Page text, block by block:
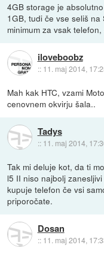
4GB storage je
1GB, tudi če vse seliš
minimum za vsak
iloveboobz
:: 11. maj 2014,
Mah kak HTC, vzami
cenovnem okvirju šala..
Tadys
:: 11. maj 2014,
Tak mi deluje kot, da ti
l5 II niso najbolj
kupuje telefon če vsi
priporočate.
Dosan
:: 11. maj 2014,